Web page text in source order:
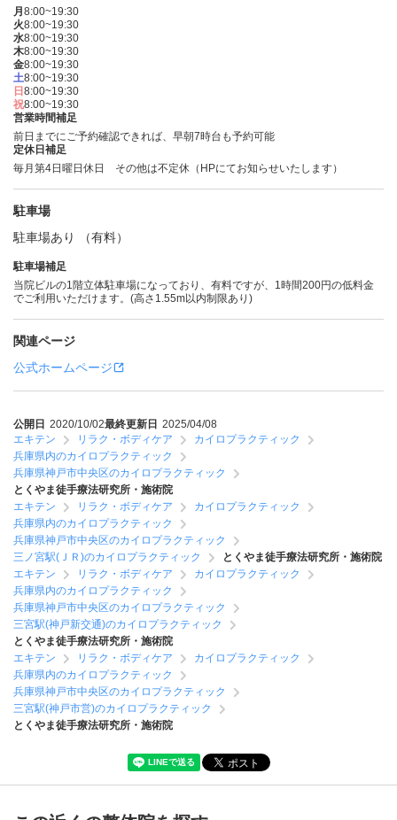
月 8:00~19:30
火8:00~19:30
水8:00~19:30
木8:00~19:30
金8:00~19:30
土8:00~19:30
日 8:00~19:30
祝8:00~19:30
営業時間補足
前日までにご予約確認できれば、早朝7時台も予約可能
定休日補足
毎月第4日曜日休日 その他は不定休（HPにてお知らせいたします）
駐車場
駐車場あり （有料）
駐車場補足
当院ビルの1階立体駐車場になっており、有料ですが、1時間200円の低料金
でご利用いただけます。(高さ1.55m以内制限あり)
関連ページ
公式ホームページ
公開日 2020/10/02最終更新日 2025/04/08
エキテン
リラク・ボディケア
カイロプラクティック
兵庫県内のカイロプラクティック
兵庫県神戸市中央区のカイロプラクティック
とくやま徒手療法研究所・施術院
エキテン
リラク・ボディケア
カイロプラクティック
兵庫県内のカイロプラクティック
兵庫県神戸市中央区のカイロプラクティック
三ノ宮駅(ＪＲ)のカイロプラクティック
とくやま徒手療法研究所・施術院
エキテン
リラク・ボディケア
カイロプラクティック
兵庫県内のカイロプラクティック
兵庫県神戸市中央区のカイロプラクティック
三宮駅(神戸新交通)のカイロプラクティック
とくやま徒手療法研究所・施術院
エキテン
リラク・ボディケア
カイロプラクティック
兵庫県内のカイロプラクティック
兵庫県神戸市中央区のカイロプラクティック
三宮駅(神戸市営)のカイロプラクティック
とくやま徒手療法研究所・施術院